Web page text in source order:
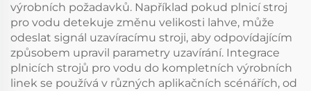
výrobních požadavků. Například pokud plnicí stroj
pro vodu detekuje změnu velikosti lahve, může
odeslat signál uzavíracímu stroji, aby odpovídajícím
způsobem upravil parametry uzavírání. Integrace
plnicích strojů pro vodu do kompletních výrobních
linek se používá v různých aplikačních scénářích, od